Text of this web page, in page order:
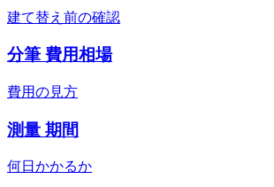
建て替え前の確認
分筆 費用相場
費用の見方
測量 期間
何日かかるか